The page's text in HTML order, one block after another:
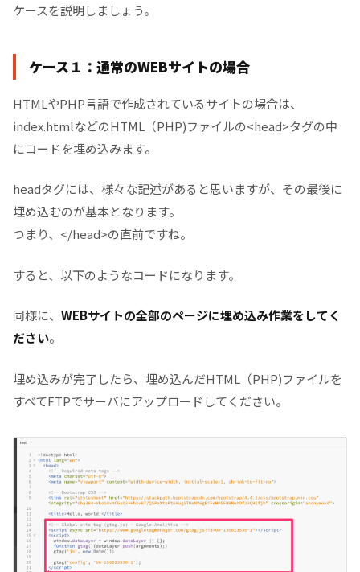
ケースを説明しましょう。
ケース１：通常のWEBサイトの場合
HTMLやPHP言語で作成されているサイトの場合は、
index.htmlなどのHTML（PHP)ファイルの<head>タグの中
にコードを埋め込みます。
headタグには、様々な記述があると思いますが、その最後に
埋め込むのが基本となります。
つまり、</head>の直前ですね。
すると、以下のようなコードになります。
同様に、 WEBサイトの全部のページに埋め込み作業をしてく
ださい。
埋め込みが完了したら、埋め込んだHTML（PHP)ファイルを
すべてFTPでサーバにアップロードしてください。